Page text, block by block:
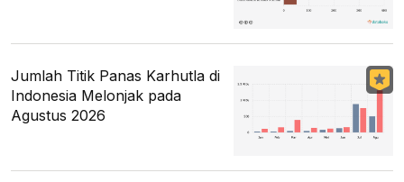
Jumlah Titik Panas Karhutla di
Indonesia Melonjak pada
Agustus 2026